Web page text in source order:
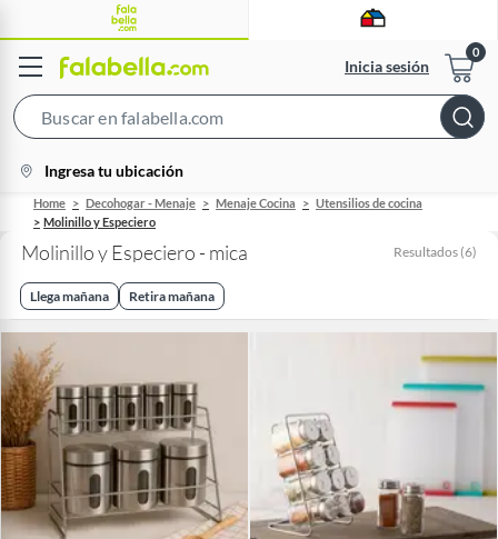
Inicia sesión
Bar
location-
icon
Ingresa tu ubicación
Home Decohogar - Menaje Menaje Cocina
Utensilios de cocina
Molinillo y Especiero
Molinillo y Especiero - mica Resultados (6)
Llega mañana Retira mañana